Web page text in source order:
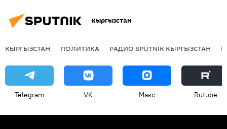
Кыргызстан
КЫРГЫЗСТАН ПОЛИТИКА РАДИО SPUTNIK КЫРГЫЗСТАН
Telegram VK Макс Rutube